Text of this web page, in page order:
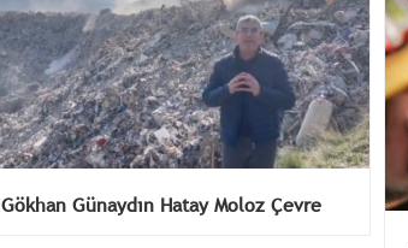
Gökhan Günaydın Hatay Moloz Çevre